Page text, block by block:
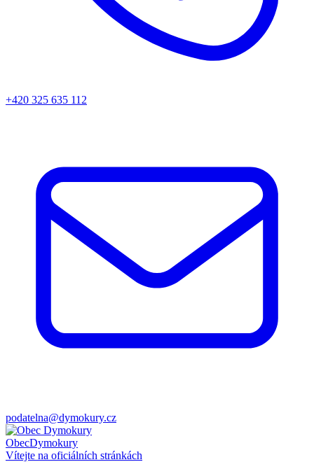
+420 325 635 112
podatelna@dymokury.cz
ObecDymokury
Vítejte na oficiálních stránkách